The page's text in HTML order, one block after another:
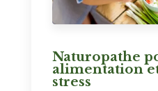
Naturopathe
alimentation
stress